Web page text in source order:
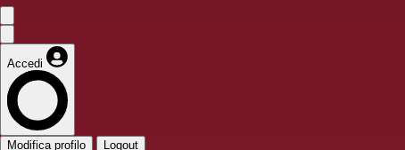
Accedi
Modifica profilo Logout